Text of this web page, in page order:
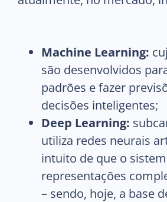
Machine Learning:
são desenvolvidos
padrões e fazer
decisões inteligentes;
Deep Learning:
utiliza redes neurais
intuito de que o
representações
– sendo, hoje, a base